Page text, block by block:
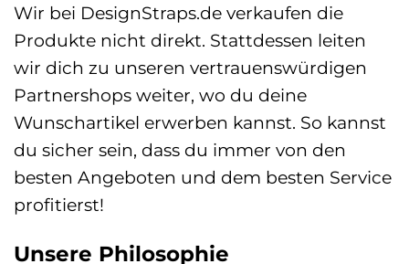
Wir bei DesignStraps.de verkaufen die
Produkte nicht direkt. Stattdessen leiten
wir dich zu unseren vertrauenswürdigen
Partnershops weiter, wo du deine
Wunschartikel erwerben kannst. So kannst
du sicher sein, dass du immer von den
besten Angeboten und dem besten Service
profitierst!
Unsere Philosophie